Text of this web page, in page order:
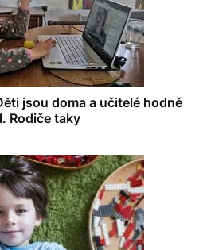
jsou doma a učitelé hodně
Rodiče taky